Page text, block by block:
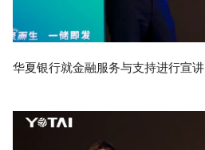
华夏银行就金融服务与支持进行宣讲